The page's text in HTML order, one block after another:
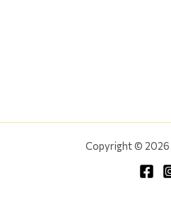
Copyright © 2026